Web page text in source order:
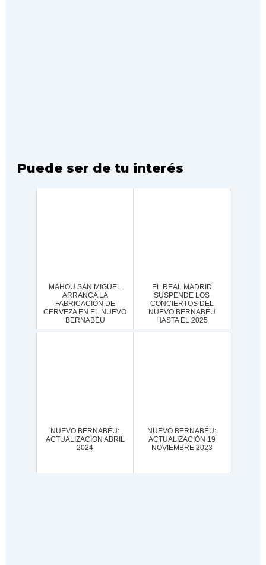
Puede ser de tu interés
MAHOU SAN MIGUEL
ARRANCA LA
FABRICACIÓN DE
CERVEZA EN EL NUEVO
BERNABÉU
EL REAL MADRID
SUSPENDE LOS
CONCIERTOS DEL
NUEVO BERNABÉU
HASTA EL 2025
NUEVO BERNABÉU:
ACTUALIZACION ABRIL
2024
NUEVO BERNABÉU:
ACTUALIZACIÓN 19
NOVIEMBRE 2023